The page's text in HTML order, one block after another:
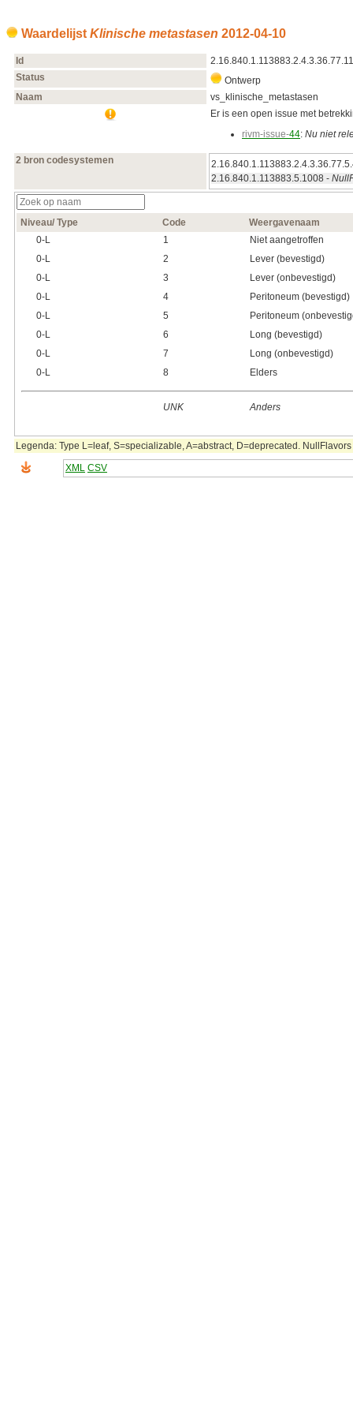
Waardelijst Klinische metastasen 2012‑04‑10
Id
Status
Ontwerp
Naam
vs_klinische_metastasen
Er is een open issue met
rivm-issue-44: Nu niet
2 bron codesystemen
2.16.840.1.113883.5.1008 -
Niveau/ Type Code
Weergavenaam
0‑L
1
Niet aangetroffen
0‑L
2
Lever (bevestigd)
0‑L
3
Lever (onbevestigd)
0‑L
4
Peritoneum (bevestigd)
0‑L
5
Peritoneum
0‑L
6
Long (bevestigd)
0‑L
7
Long (onbevestigd)
0‑L
8 Elders
UNK Anders
Legenda: Type L=leaf, S=specializable, A=abstract, D=deprecated.
XML CSV